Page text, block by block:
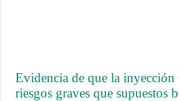
Evidencia de que la
riesgos graves que supuestos